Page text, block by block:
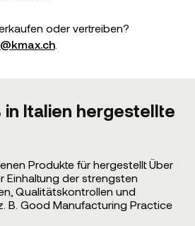
oder vertreiben?
.
in Italien hergestellte
Produkte für hergestellt Über
Einhaltung der strengsten
Qualitätskontrollen und
B. Good Manufacturing Practice